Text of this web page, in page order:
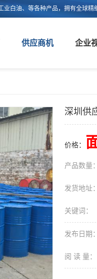
供应商机 企业
深圳供
价格：
产品数量：
发货地址：
关键词：
发布日期：
阅 读 量：